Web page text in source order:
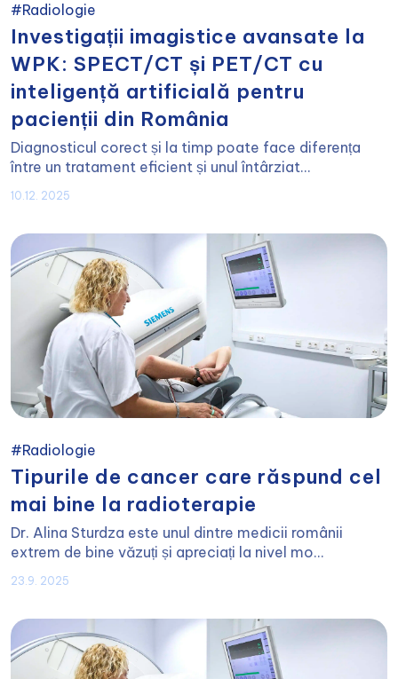
#Radiologie
Investigații imagistice avansate la
WPK: SPECT/CT și PET/CT cu
inteligență artificială pentru
pacienții din România
Diagnosticul corect și la timp poate face diferența
între un tratament eficient și unul întârziat...
10.12. 2025
#Radiologie
Tipurile de cancer care răspund cel
mai bine la radioterapie
Dr. Alina Sturdza este unul dintre medicii românii
extrem de bine văzuți și apreciați la nivel mo...
23.9. 2025